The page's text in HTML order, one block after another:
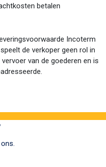
betalen
Incoterm
de verkoper geen rol in
van de goederen en is